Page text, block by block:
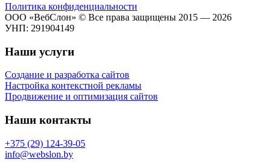
Политика конфиденциальности
ООО «ВебСлон» © Все права защищены 2015 — 2026
УНП: 291904149
Наши услуги
Создание и разработка сайтов
Настройка контекстной рекламы
Продвижение и оптимизация сайтов
Наши контакты
+375 (29) 124-39-05
info@webslon.by